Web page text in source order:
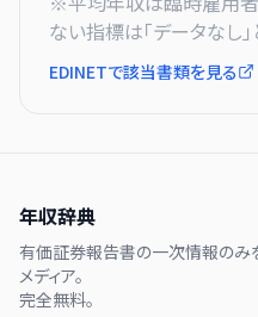
ない指標は「データなし」
EDINETで該当書類を見る
年収辞典
有価証券報告書の一次情報のみ
メディア。
完全無料。